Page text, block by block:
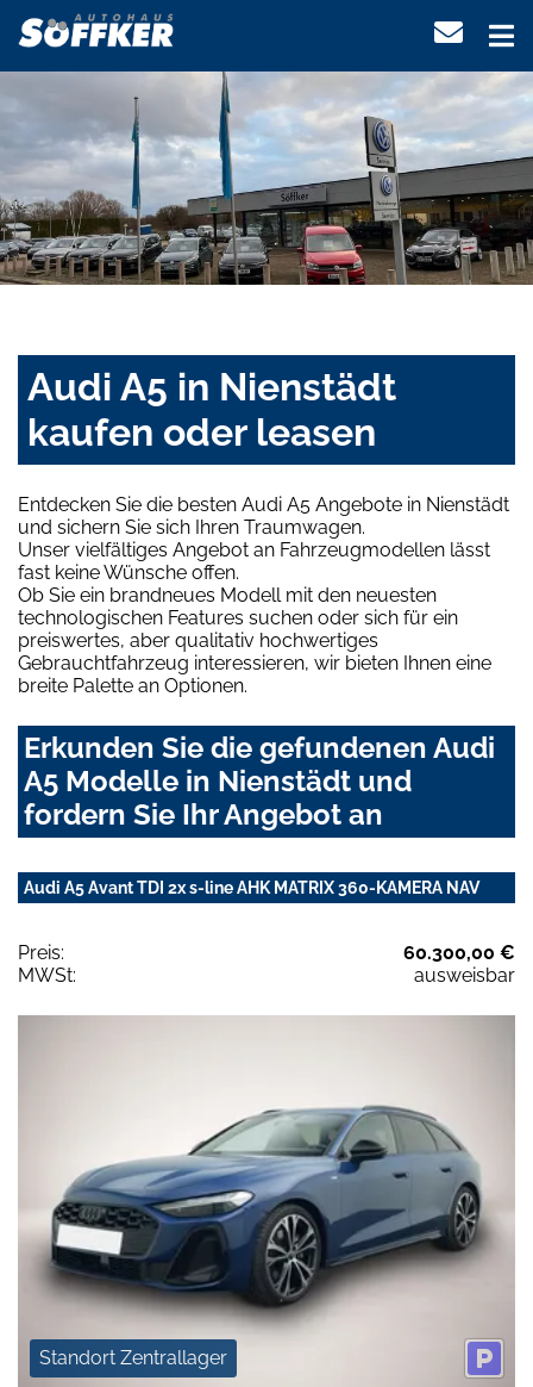
Audi A5 in Nienstädt
kaufen oder leasen
Entdecken Sie die besten Audi A5 Angebote in Nienstädt
und sichern Sie sich Ihren Traumwagen.
Unser vielfältiges Angebot an Fahrzeugmodellen lässt
fast keine Wünsche offen.
Ob Sie ein brandneues Modell mit den neuesten
technologischen Features suchen oder sich für ein
preiswertes, aber qualitativ hochwertiges
Gebrauchtfahrzeug interessieren, wir bieten Ihnen eine
breite Palette an Optionen.
Erkunden Sie die gefundenen Audi
A5 Modelle in Nienstädt und
fordern Sie Ihr Angebot an
Audi A5 Avant TDI 2x s-line AHK MATRIX 360-KAMERA NAV
Preis:
60.300,00 €
MWSt:
ausweisbar
Standort Zentrallager